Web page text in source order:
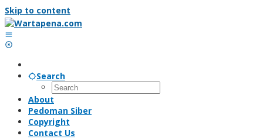
Skip to content
Search
About
Pedoman Siber
Copyright
Contact Us